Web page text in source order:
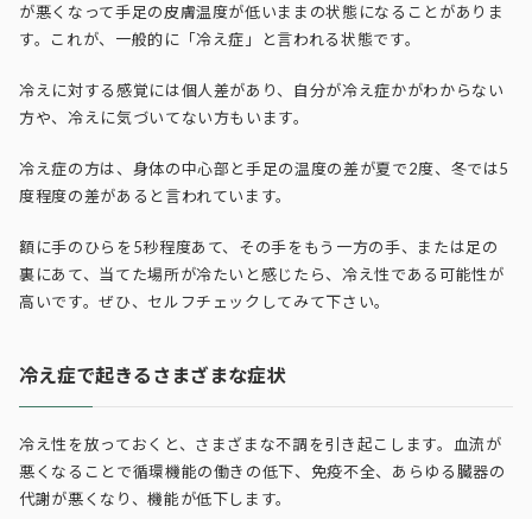
が悪くなって手足の皮膚温度が低いままの状態になることがありま
す。これが、一般的に「冷え症」と言われる状態です。
冷えに対する感覚には個人差があり、自分が冷え症かがわからない
方や、冷えに気づいてない方もいます。
冷え症の方は、身体の中心部と手足の温度の差が夏で2度、冬では5
度程度の差があると言われています。
額に手のひらを5秒程度あて、その手をもう一方の手、または足の
裏にあて、当てた場所が冷たいと感じたら、冷え性である可能性が
高いです。ぜひ、セルフチェックしてみて下さい。
冷え症で起きるさまざまな症状
冷え性を放っておくと、さまざまな不調を引き起こします。血流が
悪くなることで循環機能の働きの低下、免疫不全、あらゆる臓器の
代謝が悪くなり、機能が低下します。